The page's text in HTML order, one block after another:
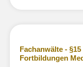
Fachanwälte - §15
Fortbildungen